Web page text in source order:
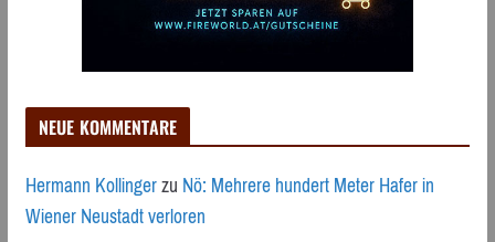
NEUE KOMMENTARE
Hermann KollingerzuNö: Mehrere hundert Meter Hafer in
Wiener Neustadt verloren